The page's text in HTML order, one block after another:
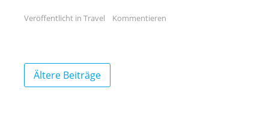
Veröffentlicht in Travel Kommentieren
Beitragsnavigation
Ältere Beiträge